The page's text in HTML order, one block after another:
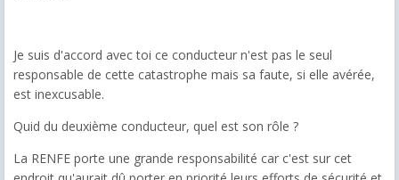
Je suis d'accord avec toi ce conducteur n'est pas le seul
responsable de cette catastrophe mais sa faute, si elle avérée,
est inexcusable.
Quid du deuxième conducteur, quel est son rôle ?
La RENFE porte une grande responsabilité car c'est sur cet